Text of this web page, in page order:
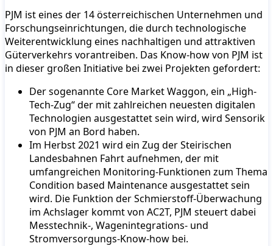
PJM ist eines der 14 österreichischen Unternehmen und
Forschungseinrichtungen, die durch technologische
Weiterentwicklung eines nachhaltigen und attraktiven
Güterverkehrs vorantreiben. Das Know-how von PJM ist
in dieser großen Initiative bei zwei Projekten gefordert:
Der sogenannte Core Market Waggon, ein „High-
Tech-Zug“ der mit zahlreichen neuesten digitalen
Technologien ausgestattet sein wird, wird Sensorik
von PJM an Bord haben.
Im Herbst 2021 wird ein Zug der Steirischen
Landesbahnen Fahrt aufnehmen, der mit
umfangreichen Monitoring-Funktionen zum Thema
Condition based Maintenance ausgestattet sein
wird. Die Funktion der Schmierstoff-Überwachung
im Achslager kommt von AC2T, PJM steuert dabei
Messtechnik-, Wagenintegrations- und
Stromversorgungs-Know-how bei.